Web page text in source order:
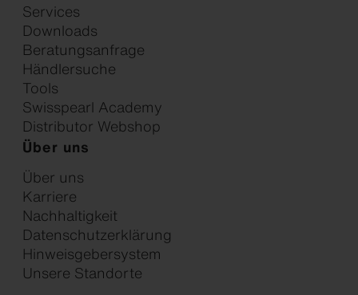
Services
Downloads
Beratungsanfrage
Händlersuche
Tools
Swisspearl Academy
Distributor Webshop
Über uns
Über uns
Karriere
Nachhaltigkeit
Datenschutzerklärung
Hinweisgebersystem
Unsere Standorte